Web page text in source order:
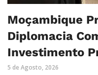
Moçambique
Diplomacia
Investimento
5 de Agosto, 2026